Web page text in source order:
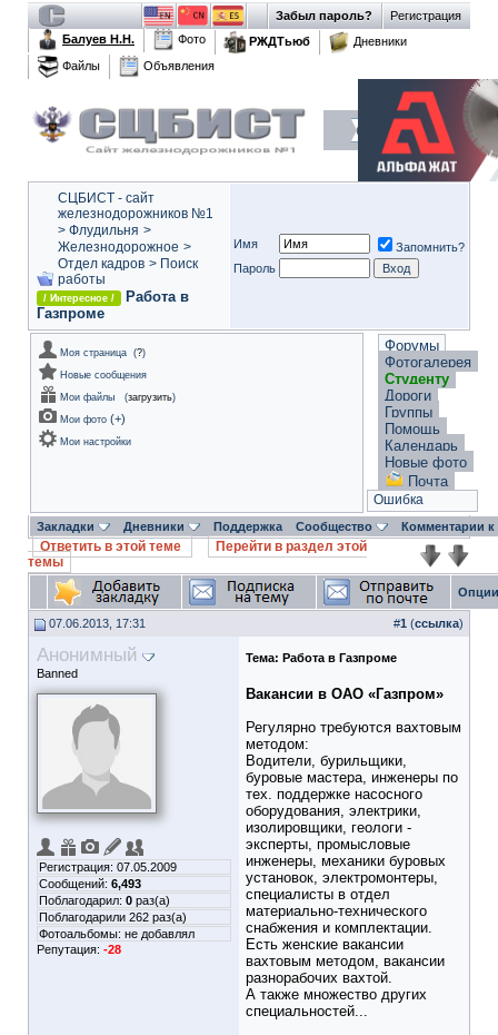
Регистрация
Забыл пароль?
Балуев Н.Н.
Фото РЖДТьюб
Дневники
Файлы
Объявления
СЦБИСТ - сайт
железнодорожников №1
> Флудильня >
Железнодорожное >
Отдел кадров > Поиск
работы
/ Интересное /
Работа в
Газпроме
Имя
Запомнить?
Пароль
Моя страница (?)
Новые сообщения
Мои файлы
(загрузить)
Мои фото (+)
Мои настройки
Форумы
Фотогалерея
Студенту
Дороги
Группы
Помощь
Календарь
Новые фото
Почта
Ошибка
Закладки Дневники Поддержка Сообщество Комментарии
Ответить в этой теме
Перейти в раздел этой
темы
07.06.2013, 17:31 #1 (ссылка)
Анонимный
Banned
Регистрация: 07.05.2009
Сообщений: 6,493
Поблагодарил: 0 раз(а)
Поблагодарили 262 раз(а)
Фотоальбомы: не добавлял
Репутация: -28
Тема: Работа в Газпроме
Вакансии в ОАО «Газпром»
Регулярно требуются вахтовым
методом:
Водители, бурильщики,
буровые мастера, инженеры по
тех. поддержке насосного
оборудования, электрики,
изолировщики, геологи -
эксперты, промысловые
инженеры, механики буровых
установок, электромонтеры,
специалисты в отдел
материально-технического
снабжения и комплектации.
Есть женские вакансии
вахтовым методом, вакансии
разнорабочих вахтой.
А также множество других
специальностей...